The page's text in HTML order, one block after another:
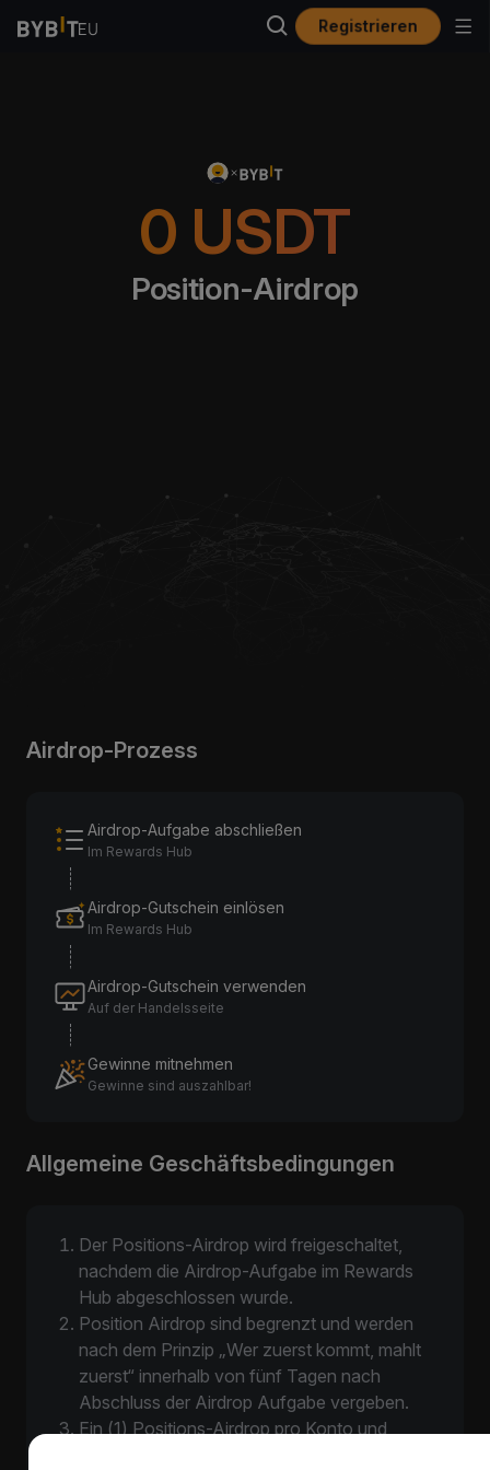
Registrieren
0 USDT
Position-Airdrop
Airdrop-Prozess
Airdrop-Aufgabe abschließen
Im Rewards Hub
Airdrop-Gutschein einlösen
Im Rewards Hub
Airdrop-Gutschein verwenden
Auf der Handelsseite
Gewinne mitnehmen
Gewinne sind auszahlbar!
Allgemeine Geschäftsbedingungen
Der Positions-Airdrop wird freigeschaltet,
nachdem die Airdrop-Aufgabe im Rewards
Hub abgeschlossen wurde.
Position Airdrop sind begrenzt und werden
nach dem Prinzip „Wer zuerst kommt, mahlt
zuerst“ innerhalb von fünf Tagen nach
Abschluss der Airdrop Aufgabe vergeben.
Ein (1) Positions-Airdrop pro Konto und